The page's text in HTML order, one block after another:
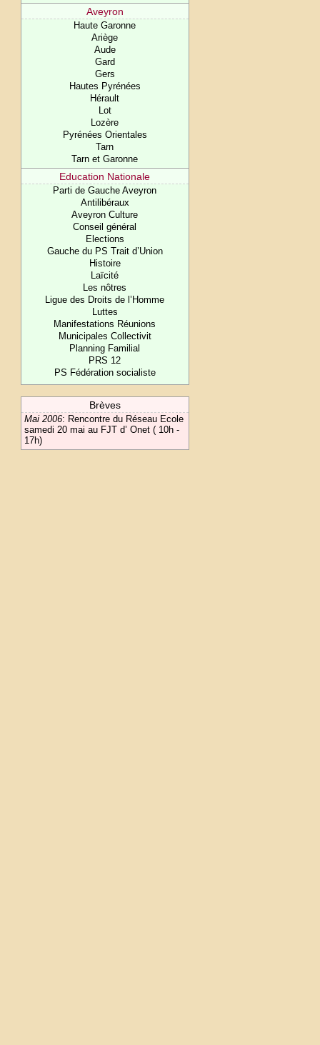
Aveyron
Haute Garonne
Ariège
Aude
Gard
Gers
Hautes Pyrénées
Hérault
Lot
Lozère
Pyrénées Orientales
Tarn
Tarn et Garonne
Education Nationale
Parti de Gauche Aveyron
Antilibéraux
Aveyron Culture
Conseil général
Elections
Gauche du PS Trait d’Union
Histoire
Laïcité
Les nôtres
Ligue des Droits de l’Homme
Luttes
Manifestations Réunions
Municipales Collectivit
Planning Familial
PRS 12
PS Fédération socialiste
Brèves
Mai 2006: Rencontre du Réseau Ecole
samedi 20 mai au FJT d’ Onet ( 10h -
17h)